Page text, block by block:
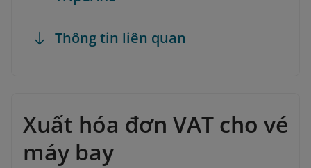
Thông tin liên quan
Xuất hóa đơn VAT cho vé
máy bay